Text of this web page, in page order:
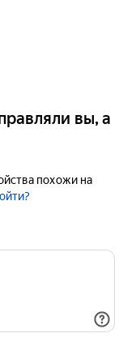
вы, а
похожи на